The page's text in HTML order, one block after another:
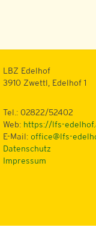
LBZ Edelhof
3910 Zwettl, Edelhof 1
Tel.: 02822/52402
Web: https://lfs-
E-Mail: office@lfs-
Datenschutz
Impressum